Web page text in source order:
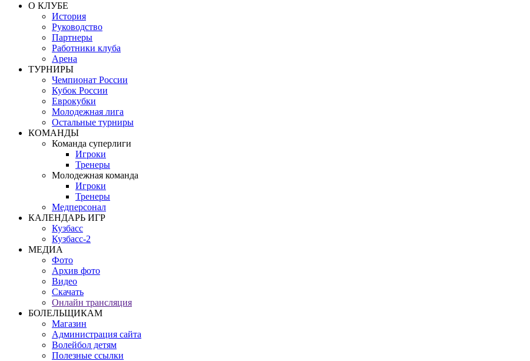
О КЛУБЕ
История
Руководство
Партнеры
Работники клуба
Арена
ТУРНИРЫ
Чемпионат России
Кубок России
Еврокубки
Молодежная лига
Остальные турниры
КОМАНДЫ
Команда суперлиги
Игроки
Тренеры
Молодежная команда
Игроки
Тренеры
Медперсонал
КАЛЕНДАРЬ ИГР
Кузбасс
Кузбасс-2
МЕДИА
Фото
Архив фото
Видео
Скачать
Онлайн трансляция
БОЛЕЛЬЩИКАМ
Магазин
Администрация сайта
Волейбол детям
Полезные ссылки